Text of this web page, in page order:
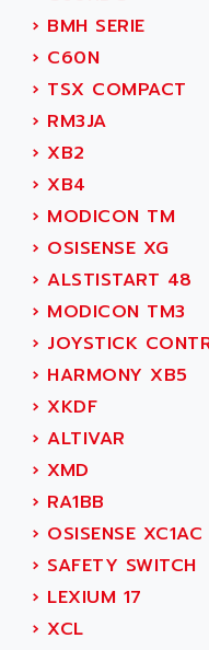
BPH
MASAP
BSM SERIE
SIMODRIVE 210
SIMOREG
SINUMERIK 800
SINUMERIK 810
PREMIUM
PREVENTA
TWIDO
NANO
PCMCIA CARD
TFTX
SIMATIC S7-300
TDM
DIAX 2
TVM
ACOPIAN
ACOPOS
ACQUIDUC
ACROMAG
ACT KERN
ACTIA
ACTIOMTECH
ACTION PAK
ACTIVA
ACTIVE HUB
ACTIVIB
ACTRONIC
ACU-RITE
ACU-TIME
ACX ADAP
ADA
ADAC
› BMH SERIE
› C60N
› TSX COMPACT
› RM3JA
› XB2
› XB4
› MODICON TM
› OSISENSE XG
› ALSTISTART 48
› MODICON TM3
› JOYSTICK
› HARMONY XB5
› XKDF
› ALTIVAR
› XMD
› RA1BB
› OSISENSE XC1AC
› SAFETY SWITCH
› LEXIUM 17
› XCL